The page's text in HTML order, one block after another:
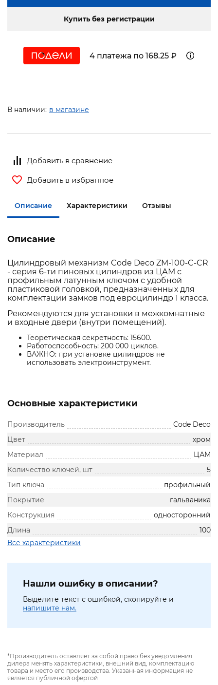
Купить без регистрации
4 платежа по 168.25 ₽
В наличии: в магазине
Добавить в сравнение
Добавить в избранное
Описание Характеристики Отзывы
Описание
Цилиндровый механизм Code Deco ZM-100-C-CR
- серия 6-ти пиновых цилиндров из ЦАМ с
профильным латунным ключом с удобной
пластиковой головкой, предназначенных для
комплектации замков под евроцилиндр 1 класса.
Рекомендуются для установки в межкомнатные
и входные двери (внутри помещений).
Теоретическая секретность: 15600.
Работоспособность: 200 000 циклов.
ВАЖНО: при установке цилиндров не
использовать электроинструмент.
Основные характеристики
Производитель
Code Deco
Цвет
хром
Материал
ЦАМ
Количество ключей, шт
5
Тип ключа
профильный
Покрытие
гальваника
Конструкция
односторонний
Длина
100
Все характеристики
Нашли ошибку в описании?
Выделите текст с ошибкой, скопируйте и
напишите нам.
*Производитель оставляет за собой право без уведомления
дилера менять характеристики, внешний вид, комплектацию
товара и место его производства. Указанная информация не
является публичной офертой